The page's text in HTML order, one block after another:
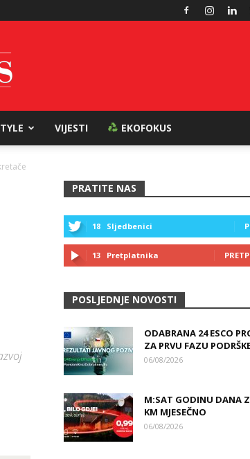
VIJESTI EKOFOKUS
PRATITE NAS
18 Sljedbenici
13 Pretplatnika
POSLJEDNJE NOVOSTI
ODABRANA 24 ESCO
ZA PRVU FAZU
06/08/2026
M:SAT GODINU DANA
KM MJESEČNO
06/08/2026